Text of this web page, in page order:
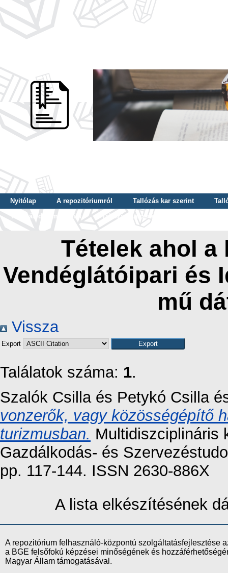
Nyitólap A repozitóriumról Tallózás kar szerint
Tallózás dátum szerint
Tallózás tudományterület szerint
Tételek ahol
Vendéglátóipari és
mű
Vissza
Export
Találatok száma: 1.
Szalók Csillaés Petykó Csilla
vonzerők, vagy közösségépítő
turizmusban. Multidiszciplináris
Gazdálkodás- és
pp. 117-144. ISSN 2630-886X
A lista elkészítésének
A repozitórium felhasználó-központú szolgáltatásfejlesztése
a BGE felsőfokú képzései minőségének és
Magyar Állam támogatásával.